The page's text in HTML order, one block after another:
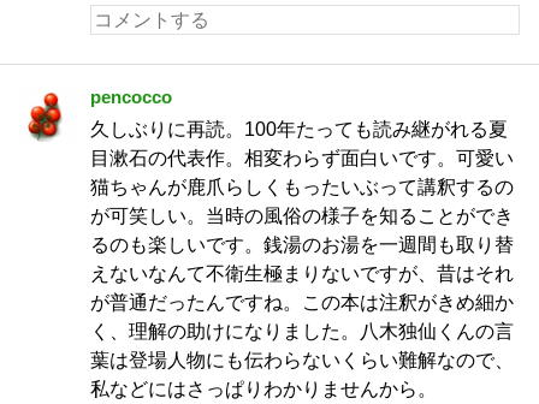
pencocco
久しぶりに再読。100年たっても読み継がれる夏
目漱石の代表作。相変わらず面白いです。可愛い
猫ちゃんが鹿爪らしくもったいぶって講釈するの
が可笑しい。当時の風俗の様子を知ることができ
るのも楽しいです。銭湯のお湯を一週間も取り替
えないなんて不衛生極まりないですが、昔はそれ
が普通だったんですね。この本は注釈がきめ細か
く、理解の助けになりました。八木独仙くんの言
葉は登場人物にも伝わらないくらい難解なので、
私などにはさっぱりわかりませんから。